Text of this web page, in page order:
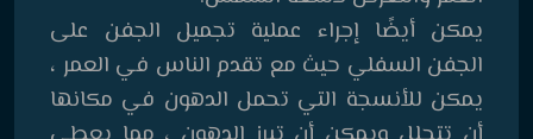
يمكن أيضًا إجراء عملية تجميل الجفن على
الجفن السفلي حيث مع تقدم الناس في العمر ،
يمكن للأنسجة التي تحمل الدهون في مكانها